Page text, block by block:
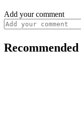
Add your comment
Recommended